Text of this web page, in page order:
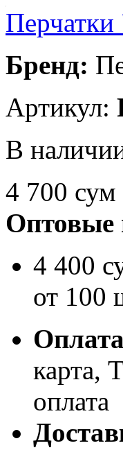
Перчатки
Бренд:
Артикул:
В
4 700
Оптовые
4 400
от 100
карта,
оплата